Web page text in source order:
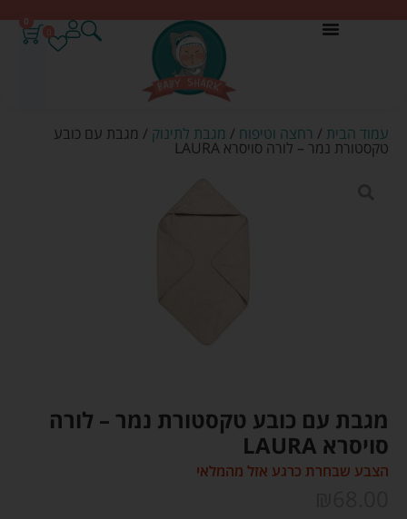
0
עמוד הבית / רחצה וטיפוח / מגבת לתינוק / מגבת עם כובע
טקסטורת נמר – לורה סויסרא LAURA
מגבת עם כובע טקסטורת נמר – לורה
סויסרא LAURA
הצבע שבחרת כרגע אזל מהמלאי